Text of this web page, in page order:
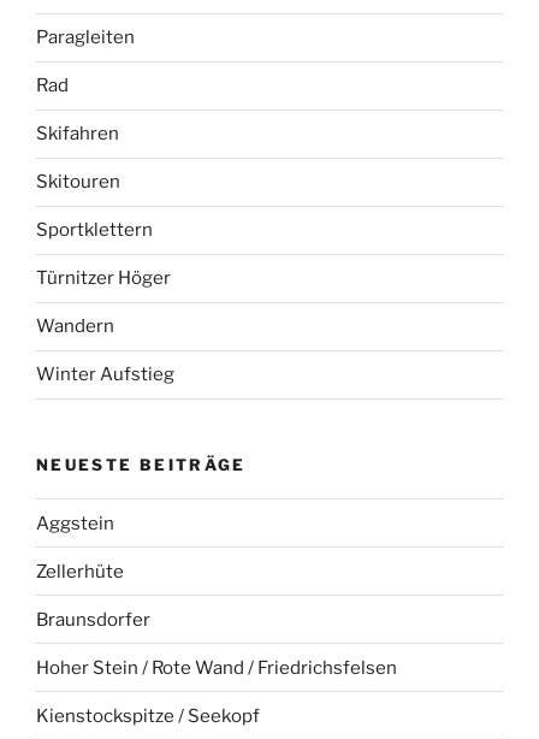
Paragleiten
Rad
Skifahren
Skitouren
Sportklettern
Türnitzer Höger
Wandern
Winter Aufstieg
NEUESTE BEITRÄGE
Aggstein
Zellerhüte
Braunsdorfer
Hoher Stein / Rote Wand / Friedrichsfelsen
Kienstockspitze / Seekopf